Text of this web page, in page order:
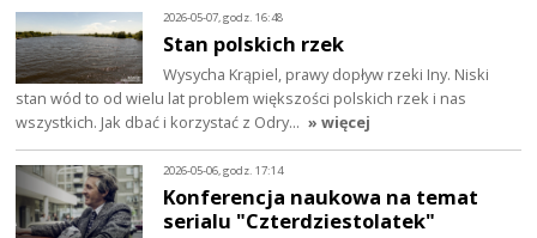
2026-05-07, godz. 16:48
Stan polskich rzek
Wysycha Krąpiel, prawy dopływ rzeki Iny. Niski
stan wód to od wielu lat problem większości polskich rzek i nas
wszystkich. Jak dbać i korzystać z Odry… » więcej
2026-05-06, godz. 17:14
Konferencja naukowa na temat
serialu "Czterdziestolatek"